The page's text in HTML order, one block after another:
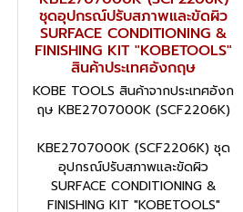
ชุดอุปกรณ์ปรับสภาพและขัดผิว
SURFACE CONDITIONING &
FINISHING KIT "KOBETOOLS"
สินค้าประเทศอังกฤษ
KOBE TOOLS สินค้าจากประเทศอังก
ฤษ KBE2707000K (SCF2206K)
KBE2707000K (SCF2206K) ชุด
อุปกรณ์ปรับสภาพและขัดผิว
SURFACE CONDITIONING &
FINISHING KIT "KOBETOOLS"